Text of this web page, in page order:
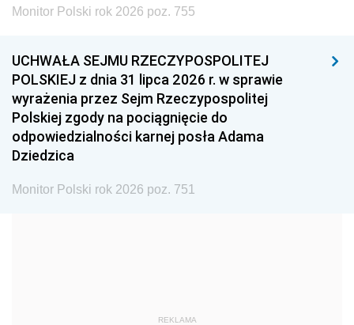
1996 1995 1994
1993 1992 1991
1990 1989
1987 1986 1985
1968
Monitor Polski rok 2026 poz. 755
UCHWAŁA SEJMU RZECZYPOSPOLITEJ
POLSKIEJ z dnia 31 lipca 2026 r. w sprawie
wyrażenia przez Sejm Rzeczypospolitej
Polskiej zgody na pociągnięcie do
odpowiedzialności karnej posła Adama
Dziedzica
Monitor Polski rok 2026 poz. 751
REKLAMA